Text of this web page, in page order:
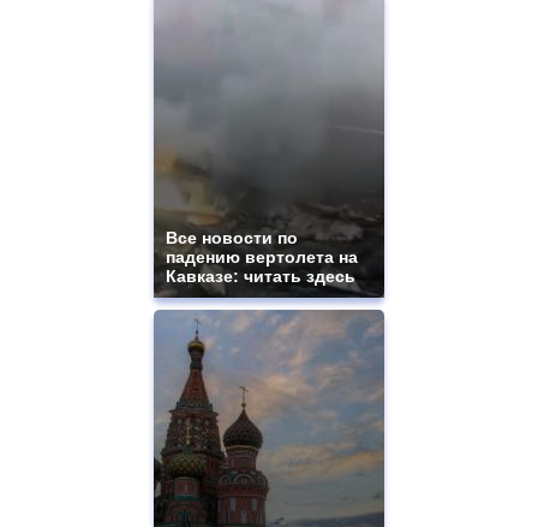
Все новости по
падению вертолета на
Кавказе: читать здесь